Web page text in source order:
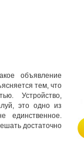
объявление
тем, что
Устройство,
это одно из
единственное.
достаточно